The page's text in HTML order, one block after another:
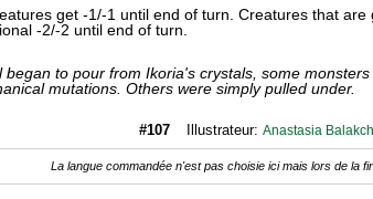
get -1/-1 until end of turn. Creatures that are
-2/-2 until end of turn.
began to pour from Ikoria's crystals, some
mutations. Others were simply pulled under.
#107 Illustrateur: Anastasia
La langue commandée n'est pas choisie ici mais lors de la